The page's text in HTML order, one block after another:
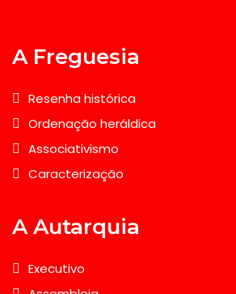
A Freguesia
Resenha histórica
Ordenação heráldica
Associativismo
Caracterização
A Autarquia
Executivo